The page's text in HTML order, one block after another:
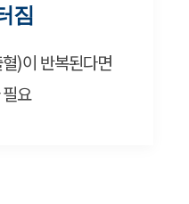
짐
)이 반복된다면
요